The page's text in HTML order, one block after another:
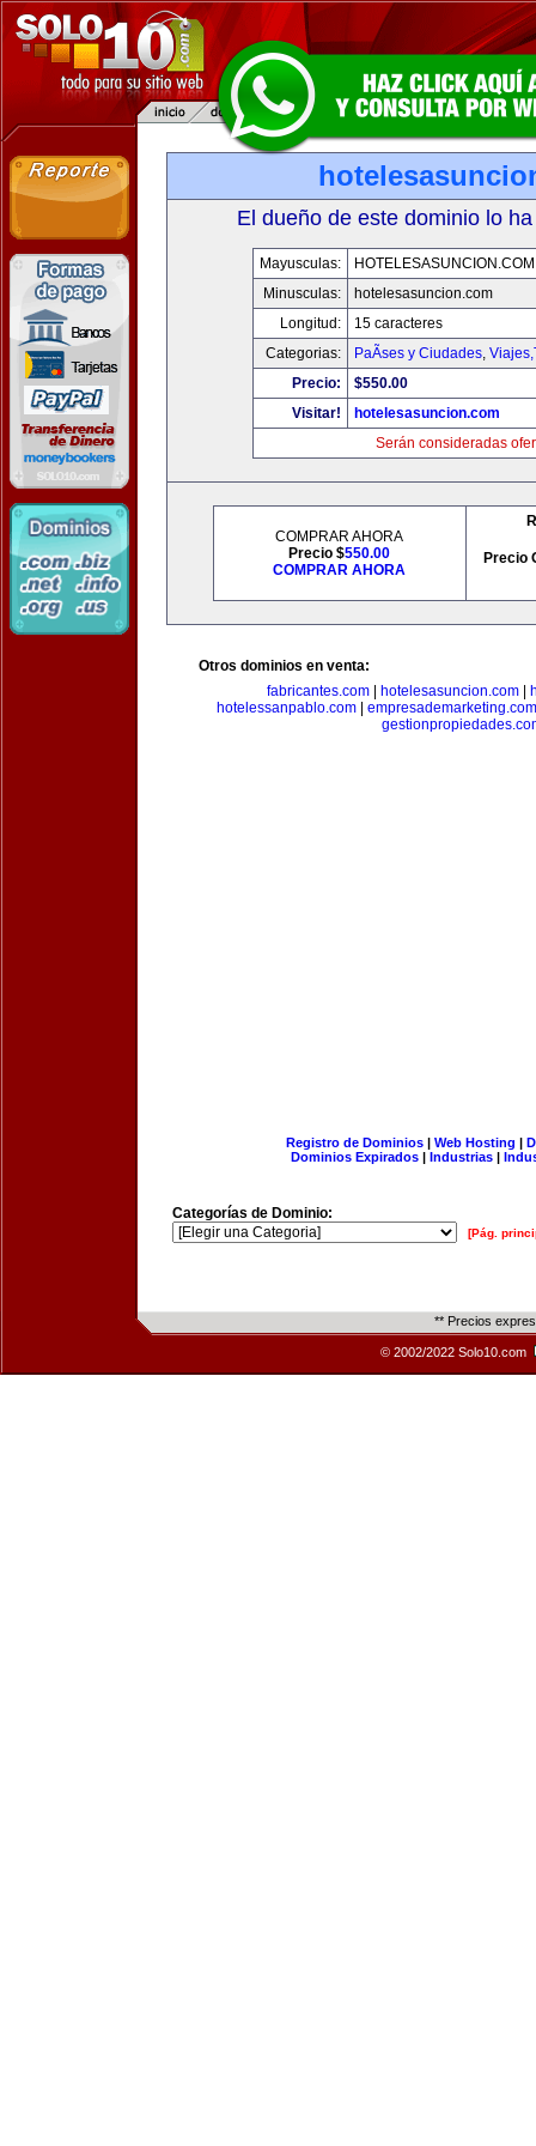
El dueño de este dominio lo
Mayusculas:
HOTELESASUNCION.COM
Minusculas:
hotelesasuncion.com
Longitud:
15 caracteres
Categorias:
PaÃ­ses y Ciudades,
Precio:
$550.00
Visitar!
hotelesasuncion.com
Serán consideradas
COMPRAR AHORA
Precio $550.00
COMPRAR AHORA
Precio
Otros dominios en venta:
fabricantes.com
hotelesasuncion.com
hotelessanpablo.com| empresademarketing.com
Registro de Dominios| Web Hosting |
Dominios Expirados | Industrias |
Categorías de Dominio:
[Pág.
** Precios
© 2002/2022 Solo10.com